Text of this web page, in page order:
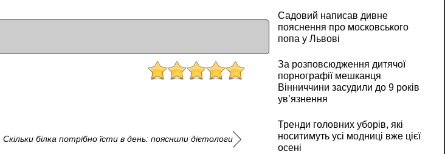
Скільки білка потрібно їсти в день: пояснили дієтологи
Садовий написав дивне
пояснення про московського
попа у Львові
За розповсюдження дитячої
порнографії мешканця
Вінниччини засудили до 9 років
ув’язнення
Тренди головних уборів, які
носитимуть усі модниці вже цієї
осені